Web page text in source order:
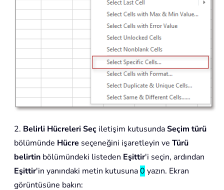
2. Belirli Hücreleri Seç iletişim kutusundaSeçim türü
bölümünde Hücre seçeneğini işaretleyin ve Türü
belirtin bölümündeki listeden Eşittir'i seçin, ardından
Eşittir'in yanındaki metin kutusuna0 yazın. Ekran
görüntüsüne bakın: